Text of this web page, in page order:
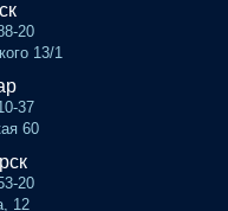
20
13/1
37
60
20
12